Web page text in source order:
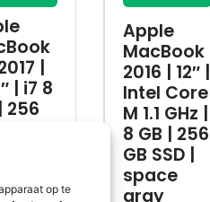
op te
|
| i7 8
256
Apple
MacBook
2016 | 12″ |
Intel Core
M 1.1 GHz |
8 GB | 256
GB SSD |
space
gray